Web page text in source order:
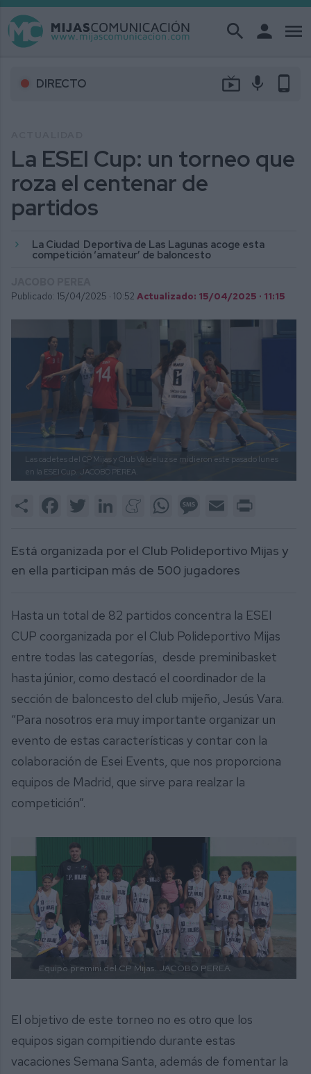
search person menu
DIRECTO live_tv mic phone_android
La ESEI Cup: un torneo que
roza el centenar de
partidos
La Ciudad Deportiva de Las Lagunas acoge esta
competición ‘amateur’ de baloncesto
Publicado: 15/04/2025 · 10:52 Actualizado: 15/04/2025 · 11:15
Las cadetes del CP Mijas y Club Valdeluz se midieron este pasado lunes
en la ESEI Cup. JACOBO PEREA.
Share FacebookTwitter LinkedInMeneameWhatsAppMessage
Email
Está organizada por el Club Polideportivo Mijas y
en ella participan más de 500 jugadores
Hasta un total de 82 partidos concentra la ESEI
CUP coorganizada por el Club Polideportivo Mijas
entre todas las categorías, desde preminibasket
hasta júnior, como destacó el coordinador de la
sección de baloncesto del club mijeño, Jesús Vara.
“Para nosotros era muy importante organizar un
evento de estas características y contar con la
colaboración de Esei Events, que nos proporciona
equipos de Madrid, que sirve para realzar la
competición”.
Equipo premini del CP Mijas. JACOBO PEREA.
El objetivo de este torneo no es otro que los
equipos sigan compitiendo durante estas
vacaciones Semana Santa, además de fomentar la